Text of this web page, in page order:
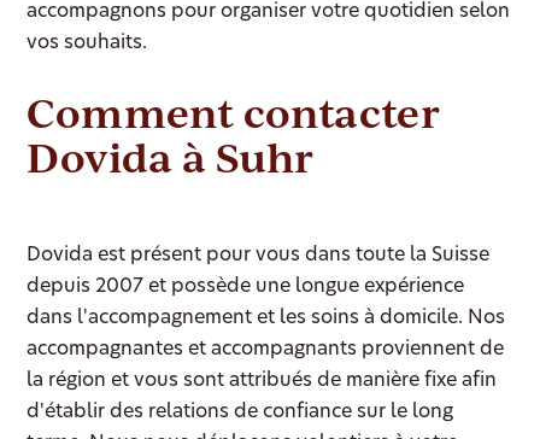
accompagnons pour organiser votre quotidien selon
vos souhaits.
Comment contacter
Dovida à Suhr
Dovida est présent pour vous dans toute la Suisse
depuis 2007 et possède une longue expérience
dans l'accompagnement et les soins à domicile. Nos
accompagnantes et accompagnants proviennent de
la région et vous sont attribués de manière fixe afin
d'établir des relations de confiance sur le long